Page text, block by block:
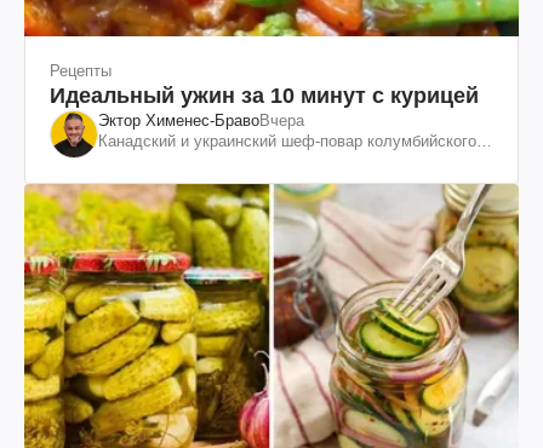
Рецепты
Идеальный ужин за 10 минут с курицей
Эктор Хименес-БравоВчера
Канадский и украинский шеф-повар колумбийского